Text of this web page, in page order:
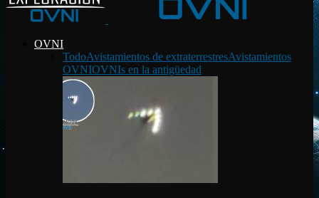
OVNI
TodoAvistamientos de extraterrestresAvistamientos
OVNIOVNIs en la antigüedad